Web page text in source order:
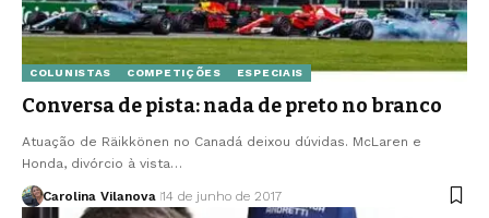
COLUNISTAS COMPETIÇÕES ESPECIAIS
Conversa de pista: nada de preto no branco
Atuação de Räikkönen no Canadá deixou dúvidas. McLaren e
Honda, divórcio à vista…
Carolina Vilanova 14 de junho de 2017